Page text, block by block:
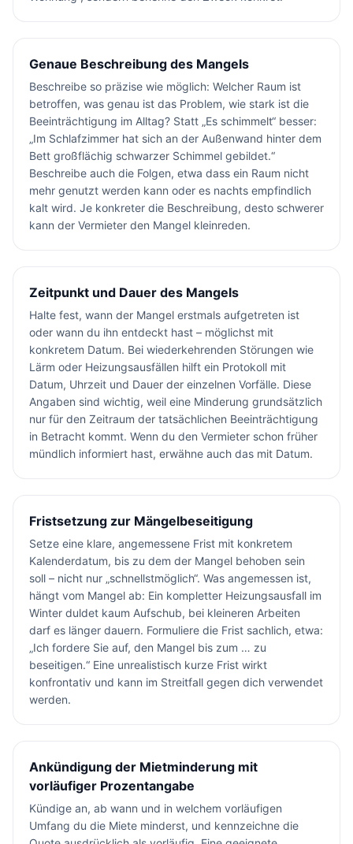
Genaue Beschreibung des Mangels
Beschreibe so präzise wie möglich: Welcher Raum ist
betroffen, was genau ist das Problem, wie stark ist die
Beeinträchtigung im Alltag? Statt „Es schimmelt“ besser:
„Im Schlafzimmer hat sich an der Außenwand hinter dem
Bett großflächig schwarzer Schimmel gebildet.“
Beschreibe auch die Folgen, etwa dass ein Raum nicht
mehr genutzt werden kann oder es nachts empfindlich
kalt wird. Je konkreter die Beschreibung, desto schwerer
kann der Vermieter den Mangel kleinreden.
Zeitpunkt und Dauer des Mangels
Halte fest, wann der Mangel erstmals aufgetreten ist
oder wann du ihn entdeckt hast – möglichst mit
konkretem Datum. Bei wiederkehrenden Störungen wie
Lärm oder Heizungsausfällen hilft ein Protokoll mit
Datum, Uhrzeit und Dauer der einzelnen Vorfälle. Diese
Angaben sind wichtig, weil eine Minderung grundsätzlich
nur für den Zeitraum der tatsächlichen Beeinträchtigung
in Betracht kommt. Wenn du den Vermieter schon früher
mündlich informiert hast, erwähne auch das mit Datum.
Fristsetzung zur Mängelbeseitigung
Setze eine klare, angemessene Frist mit konkretem
Kalenderdatum, bis zu dem der Mangel behoben sein
soll – nicht nur „schnellstmöglich“. Was angemessen ist,
hängt vom Mangel ab: Ein kompletter Heizungsausfall im
Winter duldet kaum Aufschub, bei kleineren Arbeiten
darf es länger dauern. Formuliere die Frist sachlich, etwa:
„Ich fordere Sie auf, den Mangel bis zum … zu
beseitigen.“ Eine unrealistisch kurze Frist wirkt
konfrontativ und kann im Streitfall gegen dich verwendet
werden.
Ankündigung der Mietminderung mit
vorläufiger Prozentangabe
Kündige an, ab wann und in welchem vorläufigen
Umfang du die Miete minderst, und kennzeichne die